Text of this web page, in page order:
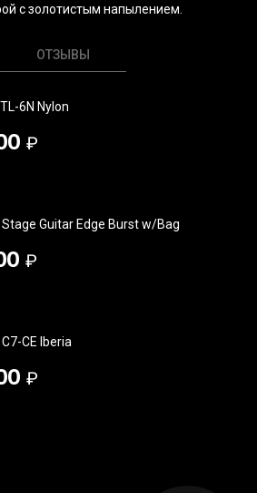
с золотистым напылением.
ОТЗЫВЫ
6N Nylon
₽
Guitar Edge Burst w/Bag
₽
CE Iberia
₽